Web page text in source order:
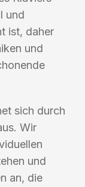
und
ist, daher
und
sich durch
Wir
und
an, die